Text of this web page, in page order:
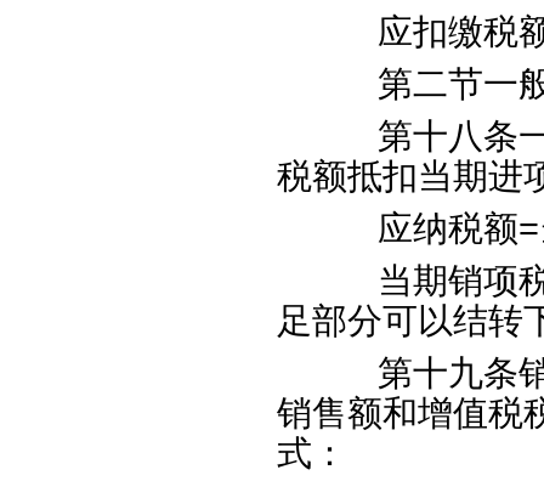
应扣缴税
第二节一般
第十八条一
税额抵扣当期进
应纳税额=
当期销项税
足部分可以结转
第十九条销
销售额和增值税
式：